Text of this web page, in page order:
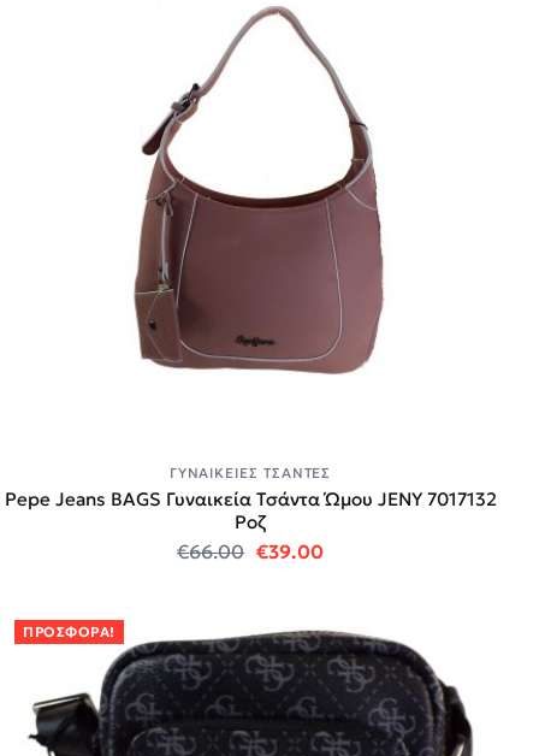
ΓΥΝΑΙΚΕΊΕΣ ΤΣΆΝΤΕΣ
Pepe Jeans BAGS Γυναικεία Τσάντα Ώμου JENY 7017132
Ροζ
€66.00 Original price was: €66.00.
€39.00Η τρέχουσα τιμή
ΠΡΟΣΦΟΡΆ!